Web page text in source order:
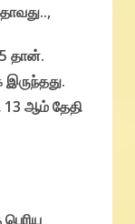
தான்.
13 ஆம் தேதி